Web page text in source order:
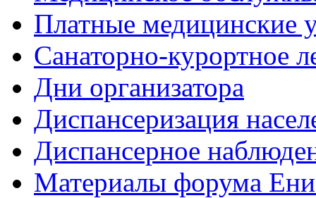
Платные медицинские
Санаторно-курортное
Дни организатора
Диспансеризация
Диспансерное
Материалы форума